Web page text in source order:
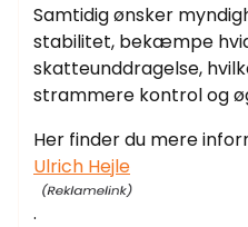
Samtidig ønsker
stabilitet, bekæmpe
skatteunddragelse,
strammere kontrol og
Her finder du mere
Ulrich Hejle
.